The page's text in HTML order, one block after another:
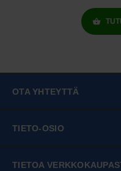
OTA YHTEYTTÄ
TIETO-OSIO
TIETOA